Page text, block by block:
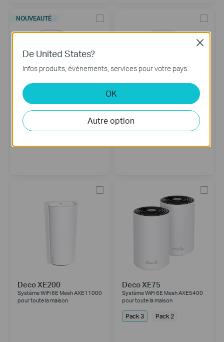
NOUVEAUTÉ
Deco X10
Système WiFi 6 Mesh AX1500
Deco X50-Outdoor
Routeur Borne WiFi 6 Mesh
Deco XE200
Système WiFi 6E Mesh AXE11000
pour toute la maison
Deco XE75
Système WiFi 6E Mesh AXE5400
pour toute la maison
Pack 3 Pack 2
De United States?
Infos produits, événements, services pour votre pays.
OK
Autre option
Close